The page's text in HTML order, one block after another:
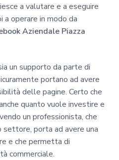
a valutare e a eseguire
operare in modo da
Aziendale Piazza
un supporto da parte di
portano ad avere
delle pagine. Certo che
quanto vuole investire e
un professionista, che
porta ad avere una
e che permetta di
commerciale.